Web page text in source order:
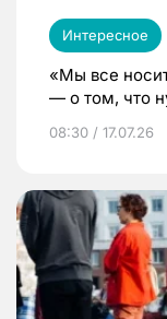
Интересное
«Мы все
— о том, что
08:30 / 17.07.26